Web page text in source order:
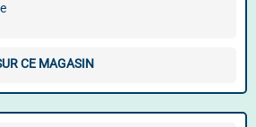
CE MAGASIN